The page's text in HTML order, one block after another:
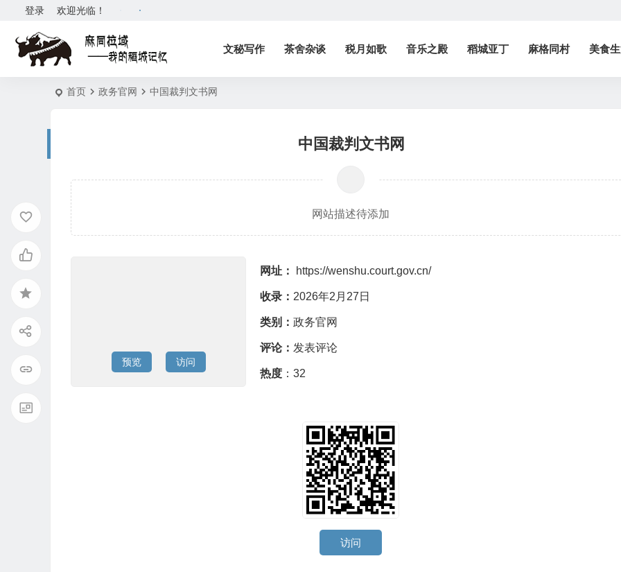
欢迎光临！
登录
文秘写作 茶舍杂谈 税月如歌 音乐之殿 稻城亚丁 麻格同村 美食
首页 政务官网 中国裁判文书网
中国裁判文书网
网站描述待添加
预览 访问
网址： https://wenshu.court.gov.cn/
收录： 2026年2月27日
类别： 政务官网
评论： 发表评论
热度 ：32
访问